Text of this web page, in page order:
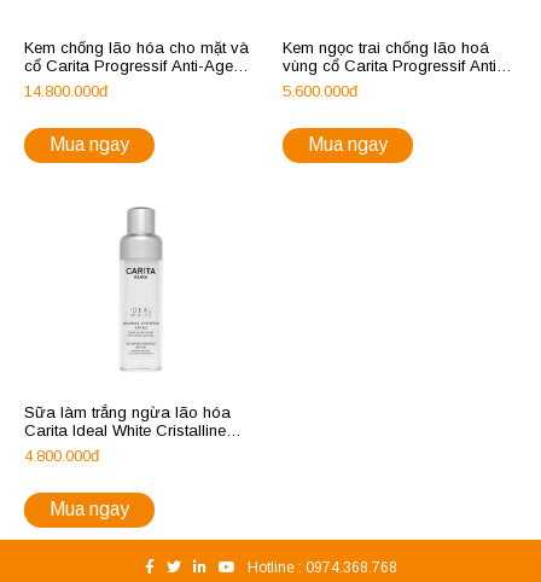
Kem chống lão hóa cho mặt và
cổ Carita Progressif Anti-Age
Global
14.800.000đ
Mua ngay
Kem ngọc trai chống lão hoá
vùng cổ Carita Progressif Anti-
Age Cream
5.600.000đ
Mua ngay
Sữa làm trắng ngừa lão hóa
Carita Ideal White Cristalline
Emulsion SPF 30
4.800.000đ
Mua ngay
Hotline : 0974.368.768